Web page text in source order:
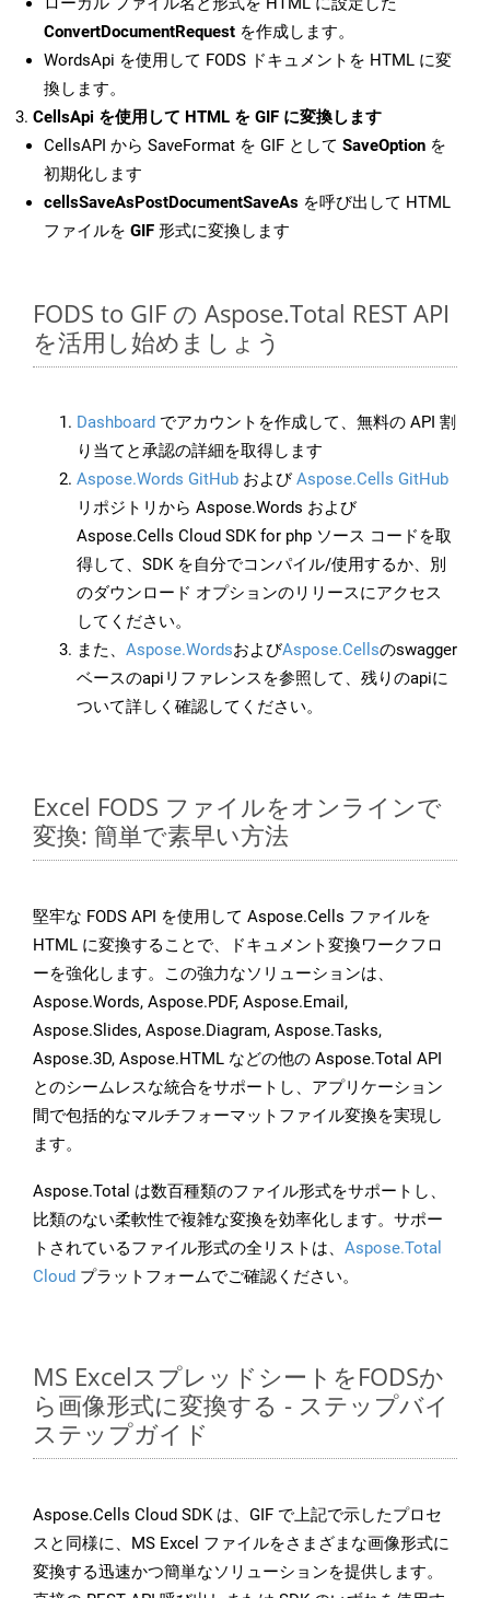
ConvertDocumentRequest を作成します。
WordsApi を使用して FODS ドキュメントを HTML に変
換します。
CellsApi を使用して HTML を GIF に変換します
CellsAPI から SaveFormat を GIF として SaveOption を
初期化します
cellsSaveAsPostDocumentSaveAs を呼び出して HTML
ファイルを GIF 形式に変換します
FODS to GIF の Aspose.Total REST API
を活用し始めましょう
Dashboard でアカウントを作成して、無料の API 割
り当てと承認の詳細を取得します
Aspose.Words GitHub およびAspose.Cells GitHub
リポジトリから Aspose.Words および
Aspose.Cells Cloud SDK for php ソース コードを取
得して、SDK を自分でコンパイル/使用するか、別
のダウンロード オプションのリリースにアクセス
してください。
また、 Aspose.WordsおよびAspose.Cellsのswagger
ベースのapiリファレンスを参照して、残りのapiに
ついて詳しく確認してください。
Excel FODS ファイルをオンラインで
変換: 簡単で素早い方法
堅牢な FODS API を使用して Aspose.Cells ファイルを
HTML に変換することで、ドキュメント変換ワークフロ
ーを強化します。この強力なソリューションは、
Aspose.Words, Aspose.PDF, Aspose.Email,
Aspose.Slides, Aspose.Diagram, Aspose.Tasks,
Aspose.3D, Aspose.HTML などの他の Aspose.Total API
とのシームレスな統合をサポートし、アプリケーション
間で包括的なマルチフォーマットファイル変換を実現し
ます。
Aspose.Total は数百種類のファイル形式をサポートし、
比類のない柔軟性で複雑な変換を効率化します。サポー
トされているファイル形式の全リストは、 Aspose.Total
Cloud プラットフォームでご確認ください。
MS ExcelスプレッドシートをFODSか
ら画像形式に変換する - ステップバイ
ステップガイド
Aspose.Cells Cloud SDK は、GIF で上記で示したプロセ
スと同様に、MS Excel ファイルをさまざまな画像形式に
変換する迅速かつ簡単なソリューションを提供します。